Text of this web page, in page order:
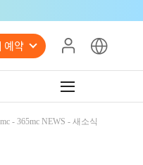
약
- 365mc NEWS - 새소식